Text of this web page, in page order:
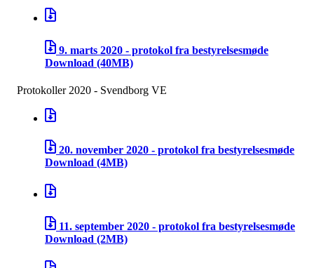
9. marts 2020 - protokol fra bestyrelsesmøde
Download (40MB)
Protokoller 2020 - Svendborg VE
20. november 2020 - protokol fra bestyrelsesmøde
Download (4MB)
11. september 2020 - protokol fra bestyrelsesmøde
Download (2MB)